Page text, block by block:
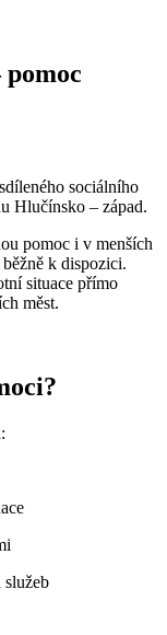
sociálního
Hlučínsko – západ.
pomoc i v menších
k dispozici.
situace přímo
měst.